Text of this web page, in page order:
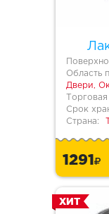
Область
Двери,
Срок
Страна:
1291
ХИТ